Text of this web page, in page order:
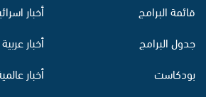
قائمة البرامج
جدول البرامج
بودكاست
أخبار
أخبار عربية
أخبار